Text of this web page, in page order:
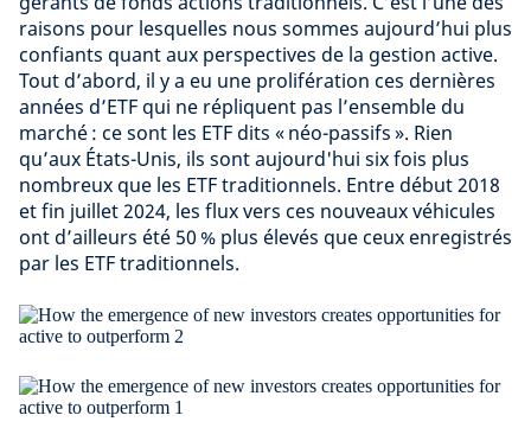
raisons pour lesquelles nous sommes aujourd’hui plus
confiants quant aux perspectives de la gestion active.
Tout d’abord, il y a eu une prolifération ces dernières
années d’ETF qui ne répliquent pas l’ensemble du
marché : ce sont les ETF dits « néo-passifs ». Rien
qu’aux États-Unis, ils sont aujourd'hui six fois plus
nombreux que les ETF traditionnels. Entre début 2018
et fin juillet 2024, les flux vers ces nouveaux véhicules
ont d’ailleurs été 50 % plus élevés que ceux enregistrés
par les ETF traditionnels.